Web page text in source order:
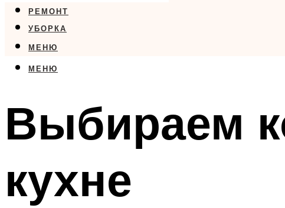
РЕМОНТ
УБОРКА
МЕНЮ
МЕНЮ
Выбираем
кухне